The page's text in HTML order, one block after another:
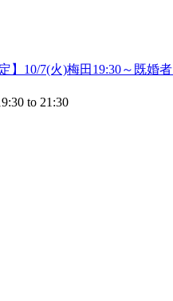
定】10/7(火)梅田19:30～既
to 21:30